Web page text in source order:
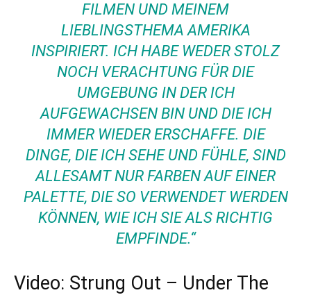
FILMEN UND MEINEM
LIEBLINGSTHEMA AMERIKA
INSPIRIERT. ICH HABE WEDER STOLZ
NOCH VERACHTUNG FÜR DIE
UMGEBUNG IN DER ICH
AUFGEWACHSEN BIN UND DIE ICH
IMMER WIEDER ERSCHAFFE. DIE
DINGE, DIE ICH SEHE UND FÜHLE, SIND
ALLESAMT NUR FARBEN AUF EINER
PALETTE, DIE SO VERWENDET WERDEN
KÖNNEN, WIE ICH SIE ALS RICHTIG
EMPFINDE.“
Video: Strung Out – Under The